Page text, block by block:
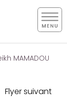
MAMADOU
Flyer suivant